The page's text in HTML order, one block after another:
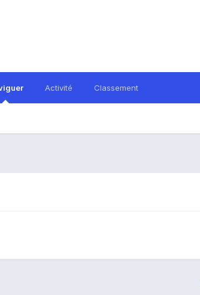
Activité Classement